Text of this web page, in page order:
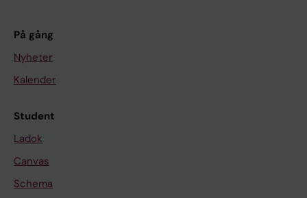
På gång
Nyheter
Kalender
Student
Ladok
Canvas
Schema